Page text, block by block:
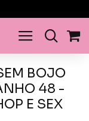
BOJO
48 -
E SEX